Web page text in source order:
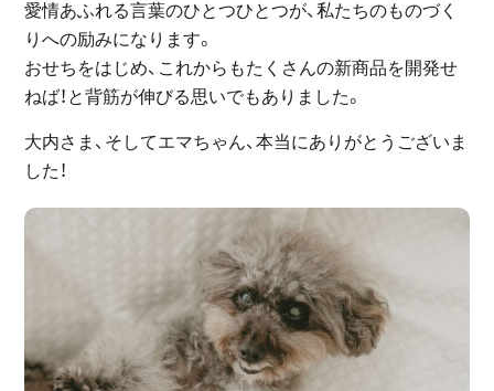
愛情あふれる言葉のひとつひとつが、私たちのものづく
りへの励みになります。
おせちをはじめ、これからもたくさんの新商品を開発せ
ねば！と背筋が伸びる思いでもありました。
大内さま、そしてエマちゃん、本当にありがとうございま
した！